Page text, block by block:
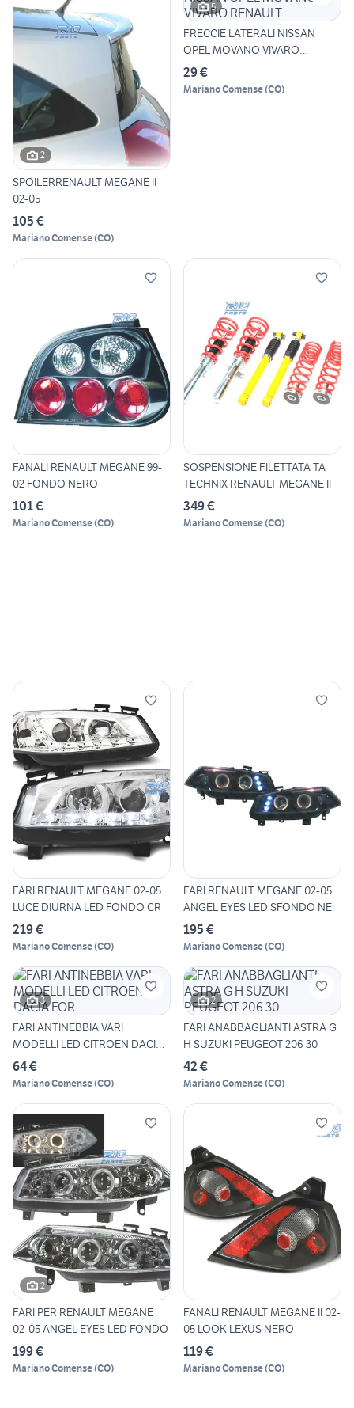
2
SPOILERRENAULT MEGANE II
02-05
105 €
Mariano Comense(CO)
5
FRECCIE LATERALI NISSAN
OPEL MOVANO VIVARO
RENAULT
29 €
Mariano Comense(CO)
FANALI RENAULT MEGANE 99-
02 FONDO NERO
101 €
Mariano Comense(CO)
SOSPENSIONE FILETTATA TA
TECHNIX RENAULT MEGANE II
349 €
Mariano Comense(CO)
FARI RENAULT MEGANE 02-05
LUCE DIURNA LED FONDO CR
219 €
Mariano Comense(CO)
FARI RENAULT MEGANE 02-05
ANGEL EYES LED SFONDO NE
195 €
Mariano Comense(CO)
3
FARI ANTINEBBIA VARI
MODELLI LED CITROEN DACIA
FOR
64 €
Mariano Comense(CO)
2
FARI ANABBAGLIANTI ASTRA G
H SUZUKI PEUGEOT 206 30
42 €
Mariano Comense(CO)
2
FARI PER RENAULT MEGANE
02-05 ANGEL EYES LED FONDO
199 €
Mariano Comense(CO)
FANALI RENAULT MEGANE II 02-
05 LOOK LEXUS NERO
119 €
Mariano Comense(CO)